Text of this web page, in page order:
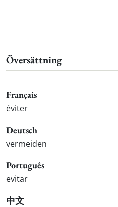
Översättning
Français
éviter
Deutsch
vermeiden
Português
evitar
中文